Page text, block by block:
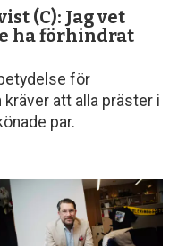
(C): Jag vet
ha förhindrat
för
att alla präster i
par.